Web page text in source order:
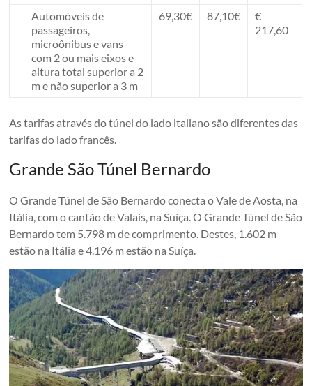
Automóveis de
passageiros,
microônibus e vans
com 2 ou mais eixos e
altura total superior a 2
m e não superior a 3 m
69,30€ 87,10€
€
217,60
As tarifas através do túnel do lado italiano são diferentes das
tarifas do lado francês.
Grande São Túnel Bernardo
O Grande Túnel de São Bernardo conecta o Vale de Aosta, na
Itália, com o cantão de Valais, na Suíça. O Grande Túnel de São
Bernardo tem 5.798 m de comprimento. Destes, 1.602 m
estão na Itália e 4.196 m estão na Suíça.